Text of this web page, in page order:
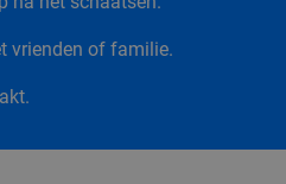
vrienden of familie.